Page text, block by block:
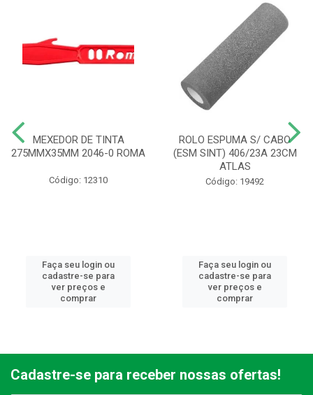
MEXEDOR DE TINTA
275MMX35MM 2046-0 ROMA
Código: 12310
Faça seu login ou
cadastre-se para
ver preços e
comprar
ROLO ESPUMA S/ CABO
(ESM SINT) 406/23A 23CM
ATLAS
Código: 19492
Faça seu login ou
cadastre-se para
ver preços e
comprar
Cadastre-se para receber nossas ofertas!